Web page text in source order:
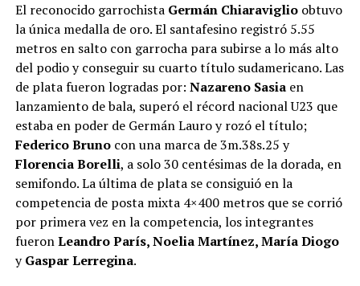
El reconocido garrochista Germán Chiaraviglioobtuvo
la única medalla de oro. El santafesino registró 5.55
metros en salto con garrocha para subirse a lo más alto
del podio y conseguir su cuarto título sudamericano. Las
de plata fueron logradas por: Nazareno Sasia en
lanzamiento de bala, superó el récord nacional U23 que
estaba en poder de Germán Lauro y rozó el título;
Federico Brunocon una marca de 3m.38s.25 y
Florencia Borelli, a solo 30 centésimas de la dorada, en
semifondo. La última de plata se consiguió en la
competencia de posta mixta 4×400 metros que se corrió
por primera vez en la competencia, los integrantes
fueronLeandro París, Noelia Martínez, María Diogo
yGaspar Lerregina.